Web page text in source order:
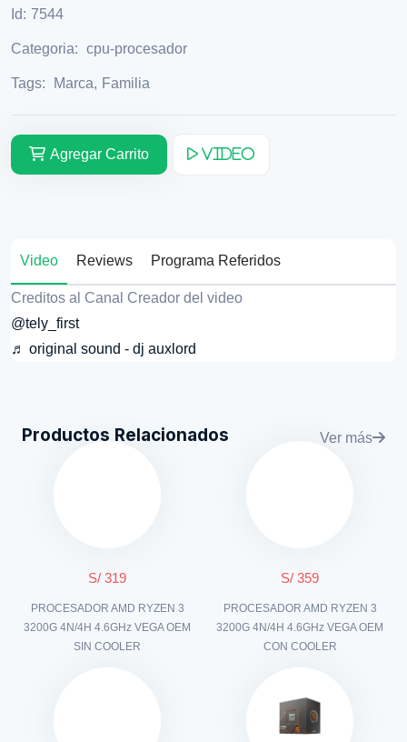
Id: 7544
Categoria: cpu-procesador
Tags: Marca, Familia
Agregar Carrito Video
Video Reviews Programa Referidos
Creditos al Canal Creador del video
@tely_first
♬ original sound - dj auxlord
Productos Relacionados Ver más
S/ 319
PROCESADOR AMD RYZEN 3
3200G 4N/4H 4.6GHz VEGA OEM
SIN COOLER
S/ 359
PROCESADOR AMD RYZEN 3
3200G 4N/4H 4.6GHz VEGA OEM
CON COOLER